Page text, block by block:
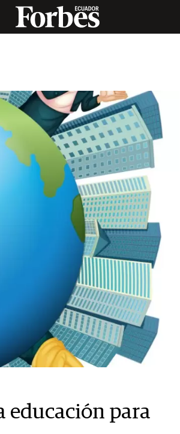
educación para